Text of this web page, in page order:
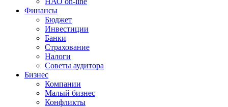
Финансы
Бюджет
Инвестиции
Банки
Страхование
Налоги
Советы аудитора
Бизнес
Компании
Малый бизнес
Конфликты